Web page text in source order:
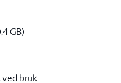
GB)
bruk.